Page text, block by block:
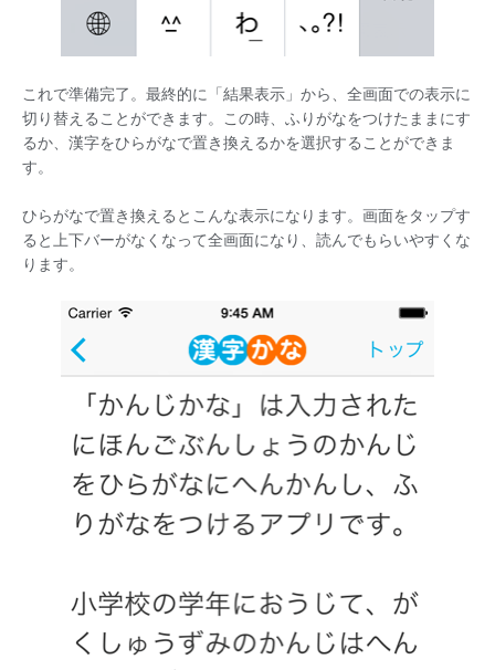
これで準備完了。最終的に「結果表示」から、全画面での表示に
切り替えることができます。この時、ふりがなをつけたままにす
るか、漢字をひらがなで置き換えるかを選択することができま
す。
ひらがなで置き換えるとこんな表示になります。画面をタップす
ると上下バーがなくなって全画面になり、読んでもらいやすくな
ります。